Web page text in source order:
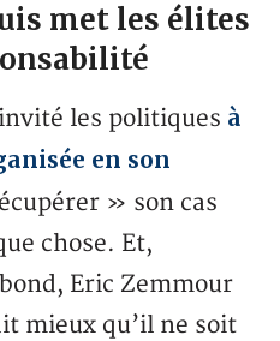
met les élites
les politiques à
en son
» son cas
chose. Et,
Eric Zemmour
mieux qu’il ne soit